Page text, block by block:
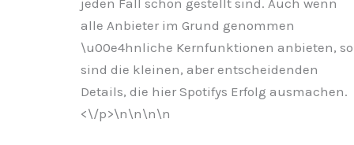
alle Anbieter im Grund genommen
\u00e4hnliche Kernfunktionen anbieten, so
sind die kleinen, aber entscheidenden
Details, die hier Spotifys Erfolg ausmachen.
<\/p>\n\n\n\n